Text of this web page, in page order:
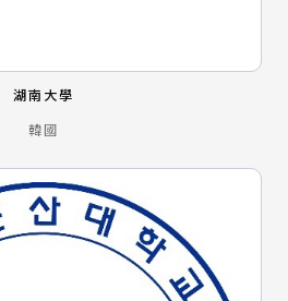
湖南大學
韓國